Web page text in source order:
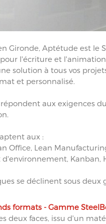
Gironde, Aptétude est le
l'écriture et l'animation
solution à tous vos
et personnalisé.
aux exigences
aux :
Office, Lean
Kanban,
se déclinent sous deux
formats - Gamme
deux faces, issu d'un